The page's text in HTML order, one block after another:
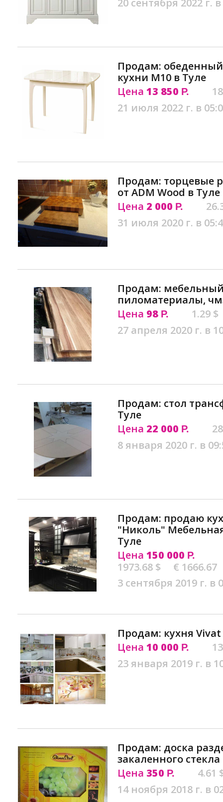
20 сентября 2022 г.
Продам: обеденный
кухни М10 в Туле
Цена 13 850 Р.
21 июля 2022 г. в
Продам: торцевые
от ADM Wood в Туле
Цена 2 000 Р.
31 июля 2020 г. в
Продам:
пиломатериалы,
Цена 98 Р.
1.29 $
27 апреля 2020 г. в
Продам: стол
Туле
Цена 22 000 Р.
8 января 2020 г. в
Продам: продаю
"Николь"
Туле
Цена 150 000 Р.
1973.68 $
€ 1666.67
3 сентября 2019 г. в
Продам: кухня Vivat
Цена 10 000 Р.
23 января 2019 г. в
Продам: доска
закаленного стекла
Цена 350 Р.
4.61
14 ноября 2018 г. в